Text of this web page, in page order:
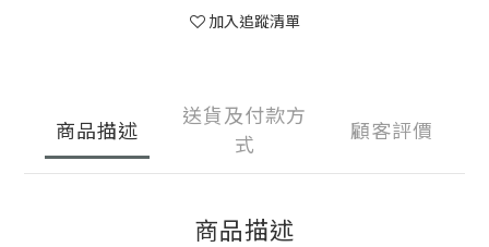
加入追蹤清單
商品描述
送貨及付款方
式
顧客評價
商品描述